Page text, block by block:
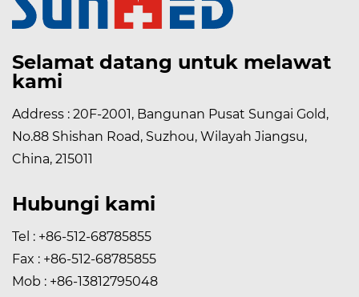
Selamat datang untuk melawat
kami
Address : 20F-2001, Bangunan Pusat Sungai Gold,
No.88 Shishan Road, Suzhou, Wilayah Jiangsu,
China, 215011
Hubungi kami
Tel : +86-512-68785855
Fax : +86-512-68785855
Mob : +86-13812795048